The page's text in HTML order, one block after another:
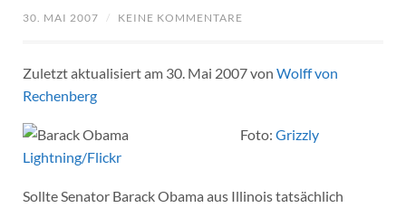
30. MAI 2007 / KEINE KOMMENTARE
Zuletzt aktualisiert am 30. Mai 2007 von Wolff von
Rechenberg
Foto: Grizzly
Lightning/Flickr
Sollte Senator Barack Obama aus Illinois tatsächlich